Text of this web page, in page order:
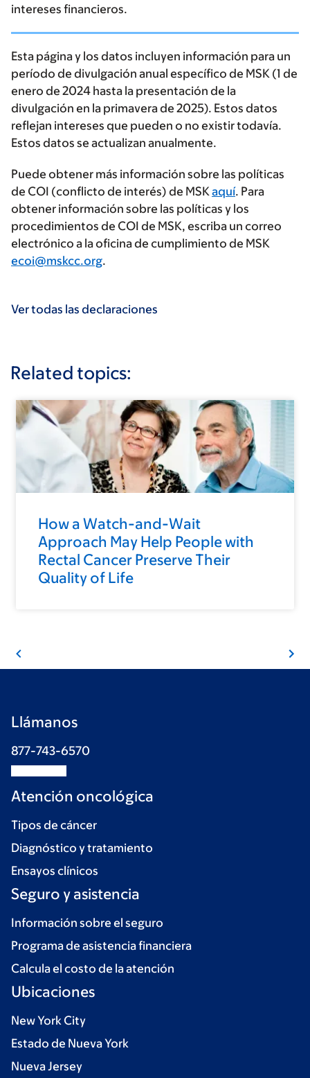
intereses financieros.
Esta página y los datos incluyen información para un
período de divulgación anual específico de MSK (1 de
enero de 2024 hasta la presentación de la
divulgación en la primavera de 2025). Estos datos
reflejan intereses que pueden o no existir todavía.
Estos datos se actualizan anualmente.
Puede obtener más información sobre las políticas
de COI (conflicto de interés) de MSKaquí. Para
obtener información sobre las políticas y los
procedimientos de COI de MSK, escriba un correo
electrónico a la oficina de cumplimiento de MSK
ecoi@mskcc.org.
Ver todas las declaraciones
Related topics:
How a Watch-and-Wait
Approach May Help People with
Rectal Cancer Preserve Their
Quality of Life
Llámanos
877-743-6570
Atención oncológica
Tipos de cáncer
Diagnóstico y tratamiento
Ensayos clínicos
Seguro y asistencia
Información sobre el seguro
Programa de asistencia financiera
Calcula el costo de la atención
Ubicaciones
New York City
Estado de Nueva York
Nueva Jersey